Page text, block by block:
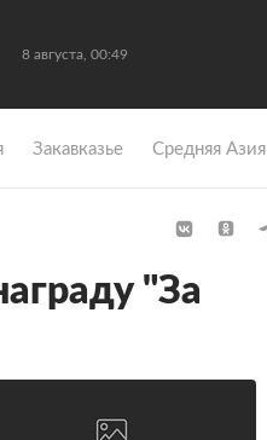
8 августа, 00:49
Закавказье Средняя Азия
"За